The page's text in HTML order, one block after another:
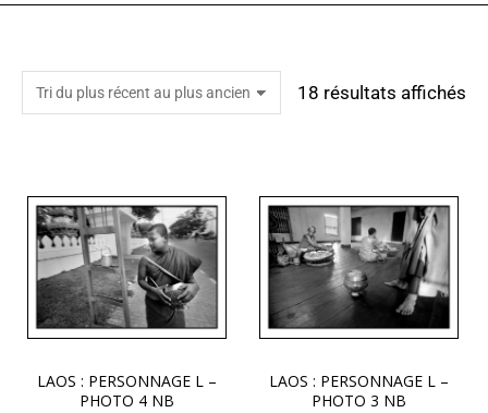
18 résultats affichés
LAOS : PERSONNAGE L –
PHOTO 4 NB
LAOS : PERSONNAGE L –
PHOTO 3 NB